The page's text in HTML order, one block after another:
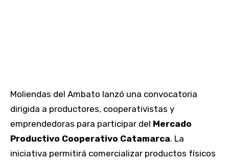
Moliendas del Ambato lanzó una convocatoria
dirigida a productores, cooperativistas y
emprendedoras para participar del Mercado
Productivo Cooperativo Catamarca. La
iniciativa permitirá comercializar productos físicos